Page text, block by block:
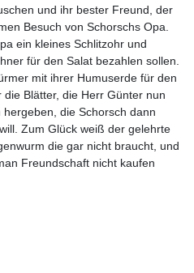
und ihr bester Freund, der
Besuch von Schorschs Opa.
ein kleines Schlitzohr und
für den Salat bezahlen sollen.
mit ihrer Humuserde für den
Blätter, die Herr Günter nun
die Schorsch dann
Zum Glück weiß der gelehrte
die gar nicht braucht, und
Freundschaft nicht kaufen